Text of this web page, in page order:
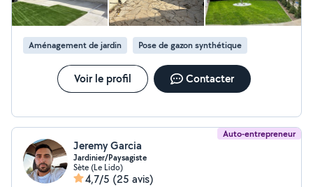
Aménagement de jardin Pose de gazon synthétique
Voir le profil Contacter
Auto-entrepreneur
Jeremy Garcia
Jardinier/Paysagiste
Sète (Le Lido)
4,7/5 (25 avis)